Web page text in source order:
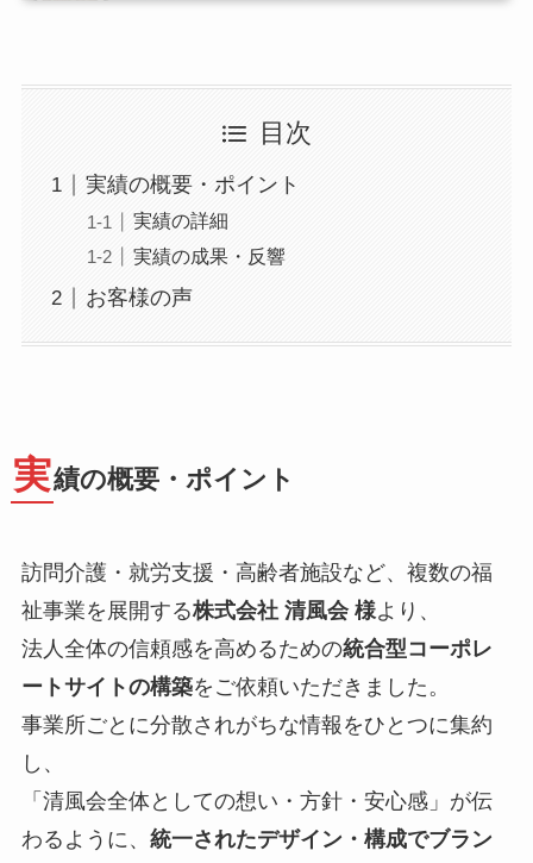
目次
実績の概要・ポイント
実績の詳細
実績の成果・反響
お客様の声
実績の概要・ポイント
訪問介護・就労支援・高齢者施設など、複数の福
祉事業を展開する株式会社 清風会 様より、
法人全体の信頼感を高めるための統合型コーポレ
ートサイトの構築をご依頼いただきました。
事業所ごとに分散されがちな情報をひとつに集約
し、
「清風会全体としての想い・方針・安心感」が伝
わるように、 統一されたデザイン・構成でブラン